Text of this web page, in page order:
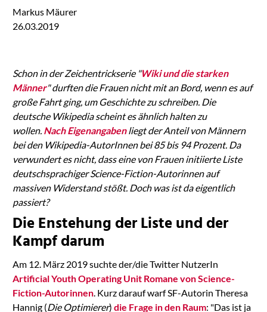
Markus Mäurer
26.03.2019
Schon in der Zeichentrickserie "Wiki und die starken
Männer" durften die Frauen nicht mit an Bord, wenn es auf
große Fahrt ging, um Geschichte zu schreiben. Die
deutsche Wikipedia scheint es ähnlich halten zu
wollen. Nach Eigenangabenliegt der Anteil von Männern
bei den Wikipedia-AutorInnen bei 85 bis 94 Prozent. Da
verwundert es nicht, dass eine von Frauen initiierte Liste
deutschsprachiger Science-Fiction-Autorinnen auf
massiven Widerstand stößt. Doch was ist da eigentlich
passiert?
Die Enstehung der Liste und der
Kampf darum
Am 12. März 2019 suchte der/die Twitter NutzerIn
Artificial Youth Operating Unit Romane von Science-
Fiction-Autorinnen. Kurz darauf warf SF-Autorin Theresa
Hannig (Die Optimierer) die Frage in den Raum: "Das ist ja